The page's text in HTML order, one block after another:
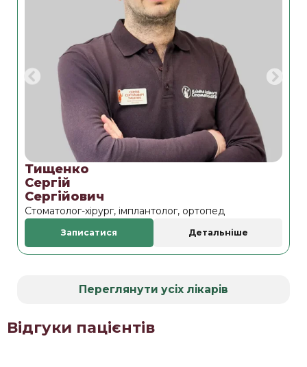
Переглянути усіх лікарів
Тищенко
Сергій
Сергійович
Стоматолог-хірург, імплантолог, ортопед
Записатися Детальніше
Відгуки пацієнтів